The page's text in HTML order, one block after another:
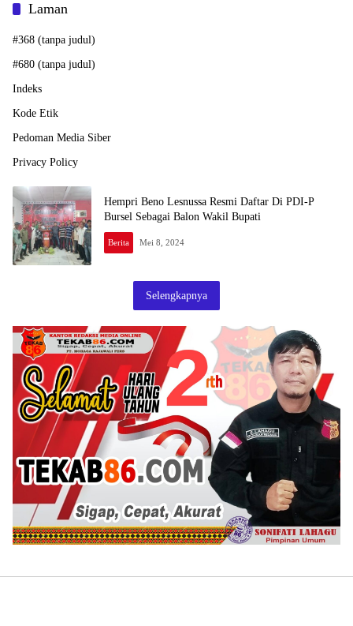
Laman
#368 (tanpa judul)
#680 (tanpa judul)
Indeks
Kode Etik
Pedoman Media Siber
Privacy Policy
Hempri Beno Lesnussa Resmi Daftar Di PDI-P
Bursel Sebagai Balon Wakil Bupati
Berita Mei 8, 2024
Selengkapnya